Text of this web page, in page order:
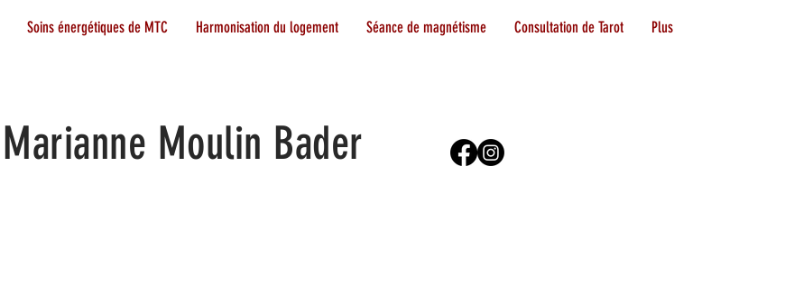
Soins énergétiques de MTC Harmonisation du logement Séance de magnétisme Consultation de Tarot Plus
Marianne Moulin Bader